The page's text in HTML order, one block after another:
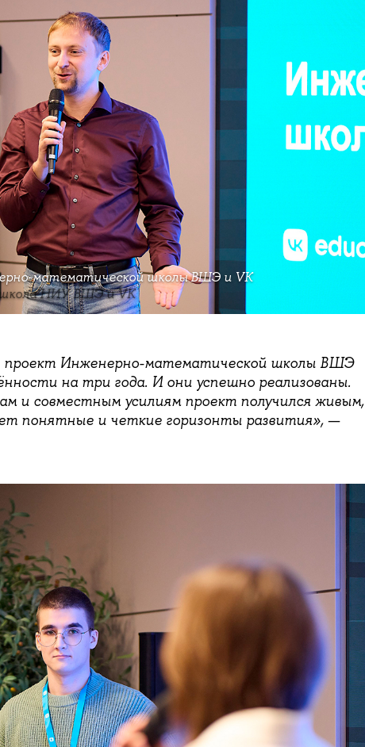
математической школы ВШЭ и VK
НИУ ВШЭ и VK
проект Инженерно-математической школы ВШЭ
на три года. И они успешно реализованы.
и совместным усилиям проект получился живым,
понятные и четкие горизонты развития», —